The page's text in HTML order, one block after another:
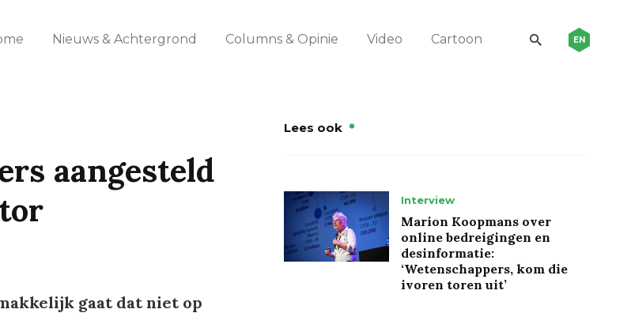
Nieuws & Achtergrond Columns & Opinie Video Cartoon EN
aangesteld
gaat dat niet op
Lees ook
Interview
Marion Koopmans over
online bedreigingen en
desinformatie:
‘Wetenschappers, kom die
ivoren toren uit’